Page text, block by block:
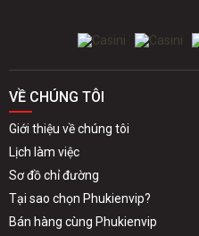
VỀ CHÚNG TÔI
Giới thiệu về chúng tôi
Lịch làm việc
Sơ đồ chỉ đường
Tại sao chọn Phukienvip?
Bán hàng cùng Phukienvip